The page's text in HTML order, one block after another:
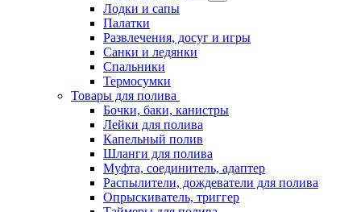
Лодки и сапы
Палатки
Развлечения, досуг и игры
Санки и ледянки
Спальники
Термосумки
Товары для полива
Бочки, баки, канистры
Лейки для полива
Капельный полив
Шланги для полива
Муфта, соединитель, адаптер
Распылители, дождеватели для полива
Опрыскиватель, триггер